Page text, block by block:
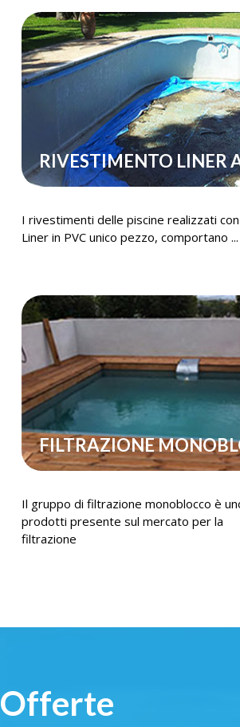
RIVESTIMENTO LINER
I rivestimenti delle piscine realizzati con
Liner in PVC unico pezzo, comportano ...
FILTRAZIONE
Il gruppo di filtrazione monoblocco è
prodotti presente sul mercato per la
filtrazione
Offerte